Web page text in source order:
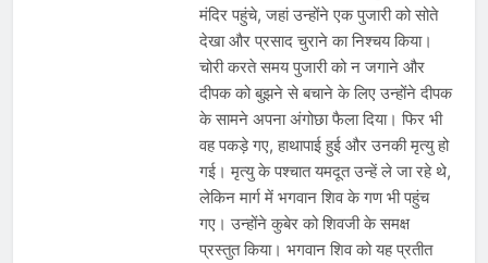
मंदिर पहुंचे, जहां उन्होंने एक पुजारी को सोते
देखा और प्रसाद चुराने का निश्चय किया।
चोरी करते समय पुजारी को न जगाने और
दीपक को बुझने से बचाने के लिए उन्होंने दीपक
के सामने अपना अंगोछा फैला दिया। फिर भी
वह पकड़े गए, हाथापाई हुई और उनकी मृत्यु हो
गई। मृत्यु के पश्चात यमदूत उन्हें ले जा रहे थे,
लेकिन मार्ग में भगवान शिव के गण भी पहुंच
गए। उन्होंने कुबेर को शिवजी के समक्ष
प्रस्तुत किया। भगवान शिव को यह प्रतीत